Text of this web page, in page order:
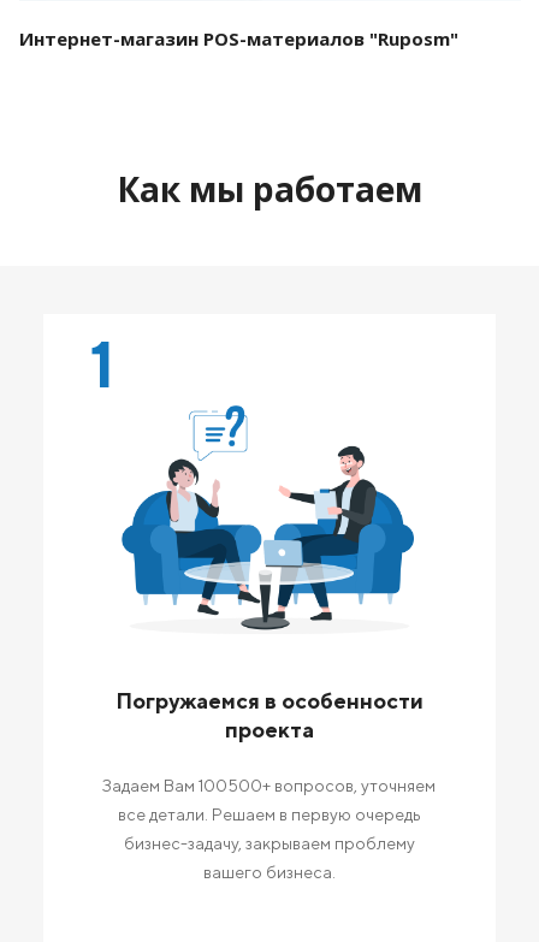
Интернет-магазин POS-материалов "Ruposm"
Как мы работаем
1
Погружаемся в особенности
проекта
Задаем Вам 100500+ вопросов, уточняем
все детали. Решаем в первую очередь
бизнес-задачу, закрываем проблему
вашего бизнеса.